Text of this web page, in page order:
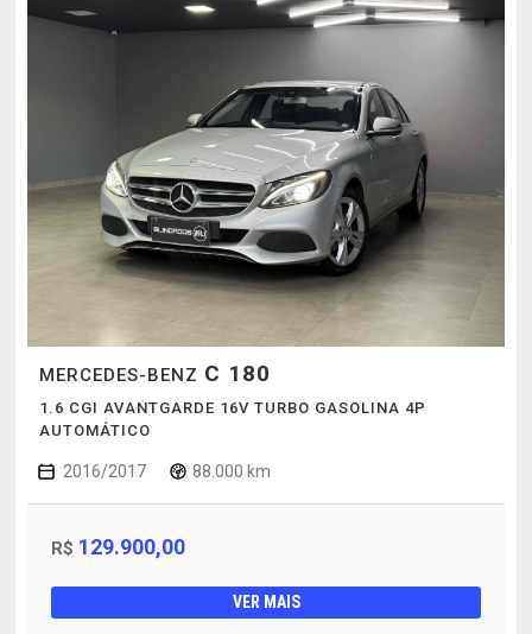
MERCEDES-BENZ C 180
1.6 CGI AVANTGARDE 16V TURBO GASOLINA 4P
AUTOMÁTICO
2016/2017 88.000 km
R$ 129.900,00
VER MAIS